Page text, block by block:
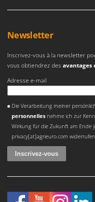
Hachoirs à viande
Herses à Dents
L
Lames à neige
Lames niveleuses
Lave-vitres
Lieuses électriques
M
Machines à pâtes
Edilmark
Effeuno
Einhell
Elegen
Energy Gruppi
Enotecnica Pillan
Eschenfelder
EuroMech
Eurosystems
F
Fama Industrie
Newsletter
Inscrivez-vous à la newsletter
vous obtiendrez des avantages
Adresse e-mail
Die Verarbeitung meiner
personnellesnehme ich zur
Wirkung für die Zukunft am Ende
privacy[at]agrieuro.com